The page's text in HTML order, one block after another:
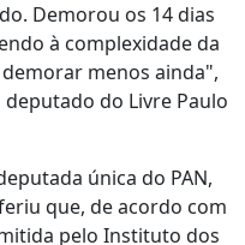
Demorou os 14 dias
à complexidade da
menos ainda",
do Livre Paulo
única do PAN,
que, de acordo com
pelo Instituto dos